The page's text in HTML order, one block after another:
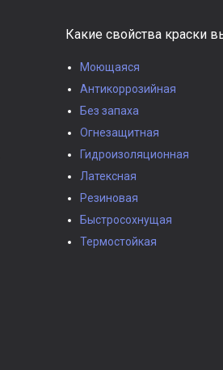
Какие свойства краски
Моющаяся
Антикоррозийная
Без запаха
Огнезащитная
Гидроизоляционная
Латексная
Резиновая
Быстросохнущая
Термостойкая